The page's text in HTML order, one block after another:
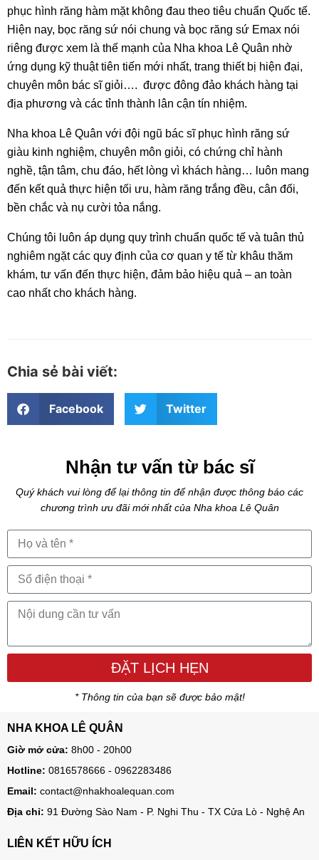
phục hình răng hàm mặt không đau theo tiêu chuẩn Quốc tế.
Hiện nay, bọc răng sứ nói chung và bọc răng sứ Emax nói
riêng được xem là thế mạnh của Nha khoa Lê Quân nhờ
ứng dụng kỹ thuật tiên tiến mới nhất, trang thiết bị hiện đại,
chuyên môn bác sĩ giỏi…. được đông đảo khách hàng tại
địa phương và các tỉnh thành lân cận tín nhiệm.
Nha khoa Lê Quân với đội ngũ bác sĩ phục hình răng sứ
giàu kinh nghiệm, chuyên môn giỏi, có chứng chỉ hành
nghề, tận tâm, chu đáo, hết lòng vì khách hàng… luôn mang
đến kết quả thực hiện tối ưu, hàm răng trắng đều, cân đối,
bền chắc và nụ cười tỏa nắng.
Chúng tôi luôn áp dụng quy trình chuẩn quốc tế và tuân thủ
nghiêm ngặt các quy định của cơ quan y tế từ khâu thăm
khám, tư vấn đến thực hiện, đảm bảo hiệu quả – an toàn
cao nhất cho khách hàng.
Chia sẻ bài viết:
Facebook Twitter
Nhận tư vấn từ bác sĩ
Quý khách vui lòng để lại thông tin để nhận được thông báo các
chương trình ưu đãi mới nhất của Nha khoa Lê Quân
ĐẶT LỊCH HẸN
* Thông tin của bạn sẽ được bảo mật!
NHA KHOA LÊ QUÂN
Giờ mở cửa: 8h00 - 20h00
Hotline: 0816578666 - 0962283486
Email: contact@nhakhoalequan.com
Địa chỉ: 91 Đường Sào Nam - P. Nghi Thu - TX Cửa Lò - Nghệ An
LIÊN KẾT HỮU ÍCH